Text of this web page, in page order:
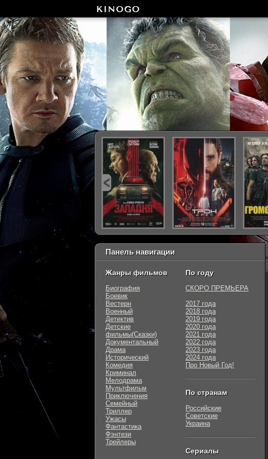
Панель навигации
Жанры фильмов
Биография
Боевик
Вестерн
Военный
Детектив
Детские
фильмы(Сказки)
Документальный
Драма
Исторический
Комедия
Криминал
Мелодрама
Мультфильм
Приключения
Семейный
Триллер
Ужасы
Фантастика
Фэнтези
Трейлеры
По году
СКОРО ПРЕМЬЕРА
2017 года
2018 года
2019 года
2020 года
2021 года
2022 года
2023 года
2024 года
Про Новый Год!
По странам
Российские
Советские
Украина
Сериалы